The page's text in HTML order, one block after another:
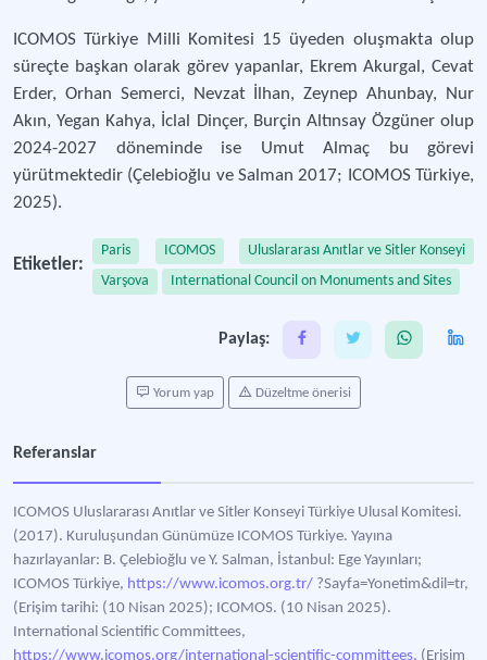
ICOMOS Türkiye Milli Komitesi 15 üyeden oluşmakta olup
süreçte başkan olarak görev yapanlar, Ekrem Akurgal, Cevat
Erder, Orhan Semerci, Nevzat İlhan, Zeynep Ahunbay, Nur
Akın, Yegan Kahya, İclal Dinçer, Burçin Altınsay Özgüner olup
2024-2027 döneminde ise Umut Almaç bu görevi
yürütmektedir (Çelebioğlu ve Salman 2017; ICOMOS Türkiye,
2025).
Etiketler:
Paris ICOMOS
Uluslararası Anıtlar ve Sitler Konseyi
Varşova
International Council on Monuments and Sites
Paylaş:
Yorum yap Düzeltme önerisi
Referanslar
ICOMOS Uluslararası Anıtlar ve Sitler Konseyi Türkiye Ulusal Komitesi.
(2017). Kuruluşundan Günümüze ICOMOS Türkiye. Yayına
hazırlayanlar: B. Çelebioğlu ve Y. Salman, İstanbul: Ege Yayınları;
ICOMOS Türkiye, https://www.icomos.org.tr/ ?Sayfa=Yonetim&dil=tr,
(Erişim tarihi: (10 Nisan 2025); ICOMOS. (10 Nisan 2025).
International Scientific Committees,
https://www.icomos.org/international-scientific-committees, (Erişim